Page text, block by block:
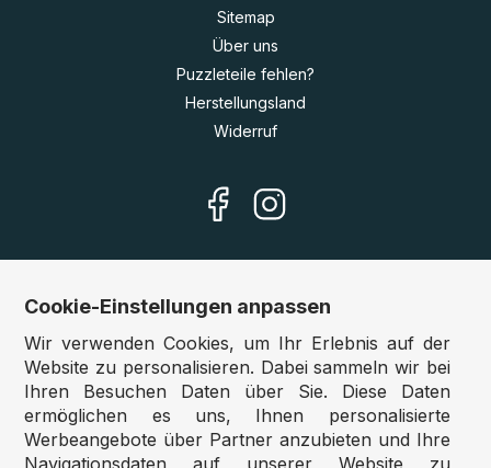
Sitemap
Über uns
Puzzleteile fehlen?
Herstellungsland
Widerruf
Unsere Shops
Deutschland:www.puzzle.de
Österreich:
www.puzzle.at
Belgien:www.puzzle.be
Großbritannien:www.jigsawpuzzle.co.uk
Cookie-Einstellungen anpassen
Wir verwenden Cookies, um Ihr Erlebnis auf der
Website zu personalisieren. Dabei sammeln wir bei
Ihren Besuchen Daten über Sie. Diese Daten
ermöglichen es uns, Ihnen personalisierte
Werbeangebote über Partner anzubieten und Ihre
Navigationsdaten auf unserer Website zu